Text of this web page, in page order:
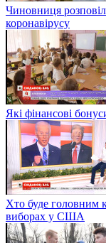
Чиновниця
коронавірусу
Які фінансові
Хто буде головним
виборах у США